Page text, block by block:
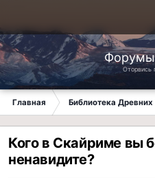
Форумы
Оторвись
Главная Библиотека
Кого в Скайриме вы
ненавидите?